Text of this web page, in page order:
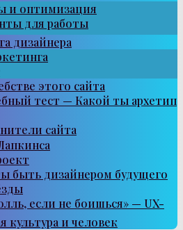
и оптимизация
для работы
дизайнера
этого сайта
тест — Какой ты архетип
сайта
быть дизайнером будущего
если не боишься» — UX-
культура и человек